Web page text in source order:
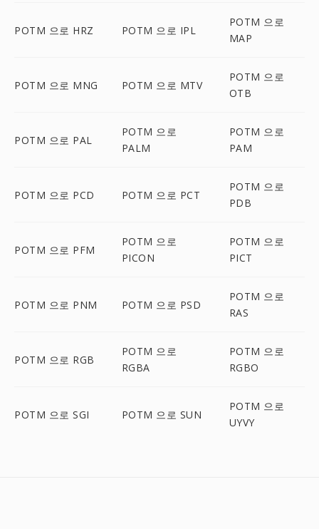
POTM 으로 HRZ POTM 으로 IPL
POTM 으로
MAP
POTM 으로 MNG POTM 으로 MTV
POTM 으로
OTB
POTM 으로 PAL
POTM 으로
PALM
POTM 으로
PAM
POTM 으로 PCD POTM 으로 PCT
POTM 으로
PDB
POTM 으로 PFM
POTM 으로
PICON
POTM 으로
PICT
POTM 으로 PNM POTM 으로 PSD
POTM 으로
RAS
POTM 으로 RGB
POTM 으로
RGBA
POTM 으로
RGBO
POTM 으로 SGI POTM 으로 SUN
POTM 으로
UYVY